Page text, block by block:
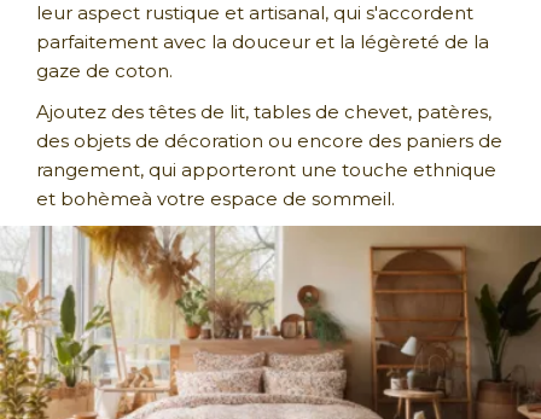
leur aspect rustique et artisanal, qui s'accordent
parfaitement avec la douceur et la légèreté de la
gaze de coton.
Ajoutez des têtes de lit, tables de chevet, patères,
des objets de décoration ou encore des paniers de
rangement, qui apporteront une touche ethnique
et bohèmeà votre espace de sommeil.